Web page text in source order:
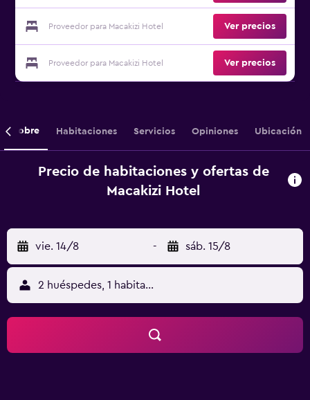
Proveedor para Macakizi Hotel Ver precios
Proveedor para Macakizi Hotel Ver precios
Sobre Habitaciones Servicios Opiniones Ubicación
Precio de habitaciones y ofertas de
Macakizi Hotel
vie. 14/8 - sáb. 15/8
2 huéspedes, 1 habitación